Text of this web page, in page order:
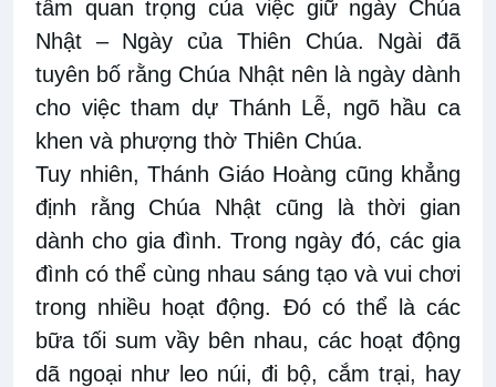
tầm quan trọng của việc giữ ngày Chúa
Nhật – Ngày của Thiên Chúa. Ngài đã
tuyên bố rằng Chúa Nhật nên là ngày dành
cho việc tham dự Thánh Lễ, ngõ hầu ca
khen và phượng thờ Thiên Chúa.
Tuy nhiên, Thánh Giáo Hoàng cũng khẳng
định rằng Chúa Nhật cũng là thời gian
dành cho gia đình. Trong ngày đó, các gia
đình có thể cùng nhau sáng tạo và vui chơi
trong nhiều hoạt động. Đó có thể là các
bữa tối sum vầy bên nhau, các hoạt động
dã ngoại như leo núi, đi bộ, cắm trại, hay